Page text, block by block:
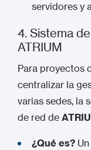
servidores y
4. Sistema
ATRIUM
Para proyectos
centralizar la
varias sedes, la
de red de
¿Qué es?